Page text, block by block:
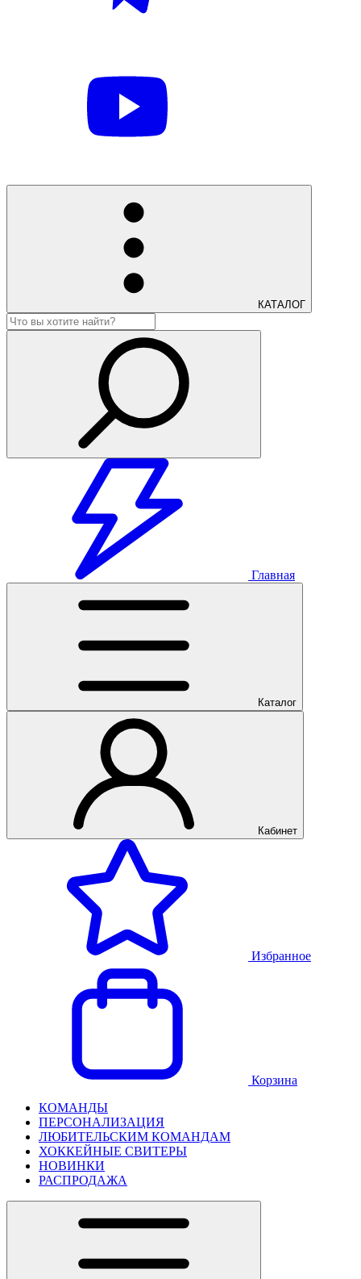
КАТАЛОГ
Главная
Каталог
Кабинет
Избранное
Корзина
КОМАНДЫ
ПЕРСОНАЛИЗАЦИЯ
ЛЮБИТЕЛЬСКИМ КОМАНДАМ
ХОККЕЙНЫЕ СВИТЕРЫ
НОВИНКИ
РАСПРОДАЖА